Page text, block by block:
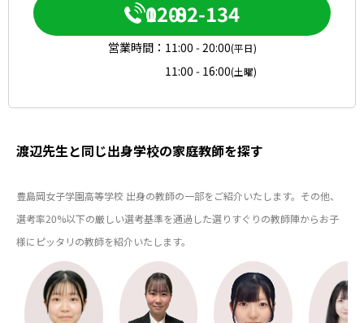
0120-082-134
営業時間： 11:00 - 20:00(平日)
11:00 - 16:00(土曜)
渡辺先生と同じ出身学校の家庭教師を探す
豊島岡女子学園高等学校 出身の教師の一部をご紹介いたします。その他、
選考率20%以下の厳しい選考基準を通過した選りすぐりの教師陣からお子
様にピッタリの教師を紹介いたします。